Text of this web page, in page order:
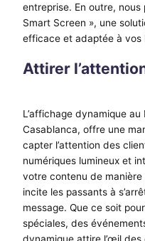
entreprise. En outre,
Smart Screen », une
efficace et adaptée à vos
Attirer
L’affichage dynamique
Casablanca, offre une
capter l’attention des
numériques lumineux et
votre contenu de
incite les passants à
message. Que ce soit
spéciales, des